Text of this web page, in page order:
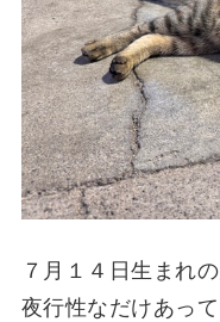
７月１４日生まれ
夜行性なだけあっ